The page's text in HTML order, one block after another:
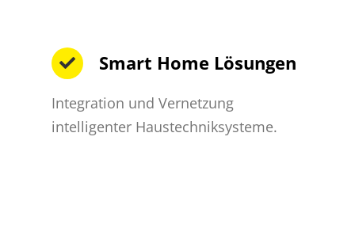
Smart Home Lösungen
Integration und Vernetzung
intelligenter Haustechniksysteme.